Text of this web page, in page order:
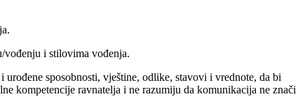
vođenju i stilovima vođenja.
sposobnosti, vještine, odlike, stavovi i vrednote, da bi
kompetencije ravnatelja i ne razumiju da komunikacija ne znači